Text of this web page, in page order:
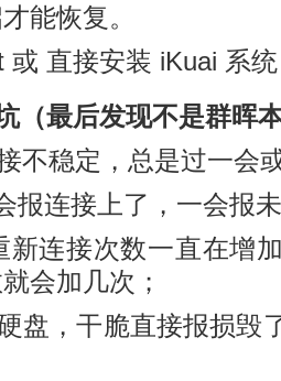
能恢复。
或 直接安装 iKuai 系
（最后发现不是群晖
不稳定，总是过一会
报连接上了，一会报
新连接次数一直在增
会加几次；
盘，干脆直接报损毁